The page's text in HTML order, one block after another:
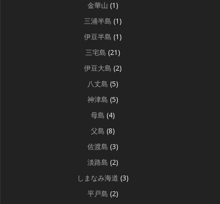
金華山 (1)
三浦半島 (1)
伊豆半島 (1)
三宅島 (21)
伊豆大島 (2)
八丈島 (5)
神津島 (5)
母島 (4)
父島 (8)
佐渡島 (3)
淡路島 (2)
しまなみ海道 (3)
平戸島 (2)